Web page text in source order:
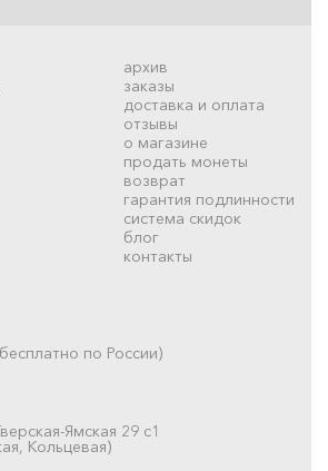
архив
заказы
доставка и оплата
отзывы
о магазине
продать монеты
возврат
гарантия подлинности
система скидок
блог
контакты
по России)
Ямская 29 с1
Кольцевая)